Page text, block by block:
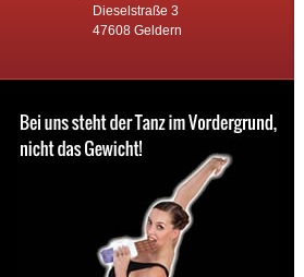
Dieselstraße 3
47608 Geldern